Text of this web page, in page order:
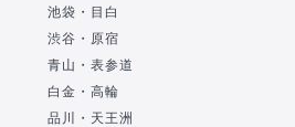
池袋・目白
渋谷・原宿
青山・表参道
白金・高輪
品川・天王洲